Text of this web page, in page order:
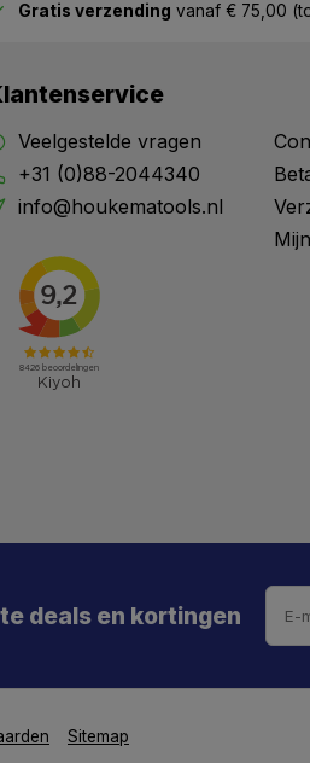
Gratis verzending vanaf € 75,00
Veelgestelde vragen
+31 (0)88-2044340
info@houkematools.nl
deals en kortingen
Sitemap
korting!
Je hebt de weg
De